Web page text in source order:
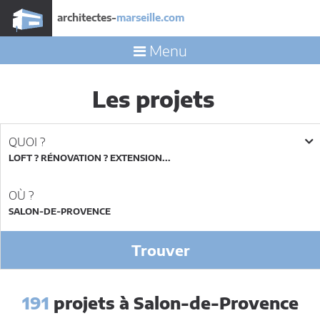
architectes-marseille.com
Menu
Les projets
QUOI ?
LOFT ? RÉNOVATION ? EXTENSION...
OÙ ?
Trouver
191 projets à Salon-de-Provence